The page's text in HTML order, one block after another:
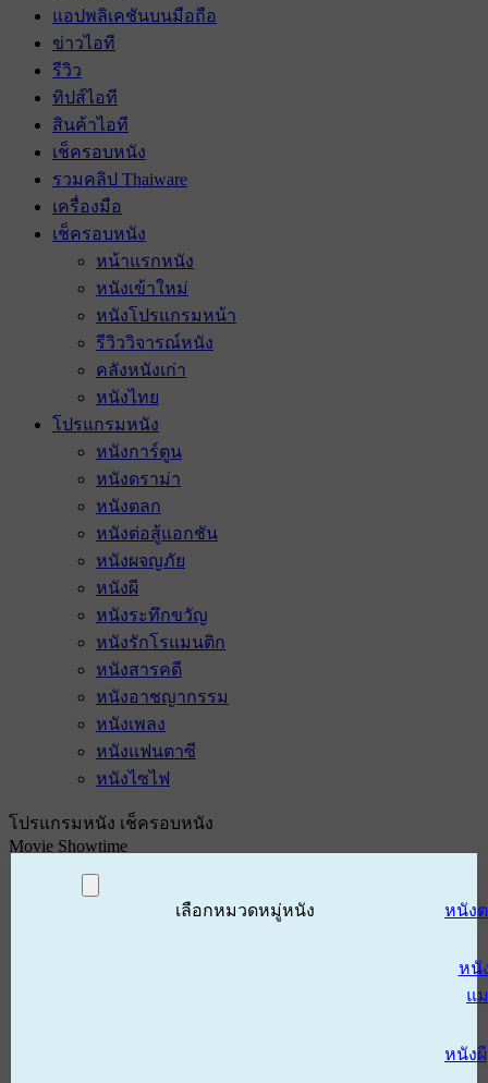
แอปพลิเคชันบนมือถือ
ข่าวไอที
รีวิว
ทิปส์ไอที
สินค้าไอที
เช็ครอบหนัง
รวมคลิป Thaiware
เครื่องมือ
เช็ครอบหนัง
หน้าแรกหนัง
หนังเข้าใหม่
หนังโปรแกรมหน้า
รีวิววิจารณ์หนัง
คลังหนังเก่า
หนังไทย
โปรแกรมหนัง
หนังการ์ตูน
หนังดราม่า
หนังตลก
หนังต่อสู้แอกชัน
หนังผจญภัย
หนังผี
หนังระทึกขวัญ
หนังรักโรแมนติก
หนังสารคดี
หนังอาชญากรรม
หนังเพลง
หนังแฟนตาซี
หนังไซไฟ
โปรแกรมหนัง เช็ครอบหนัง
Movie Showtime
เลือกหมวดหมู่หนัง หนัง
หนั
แ
หนังผี